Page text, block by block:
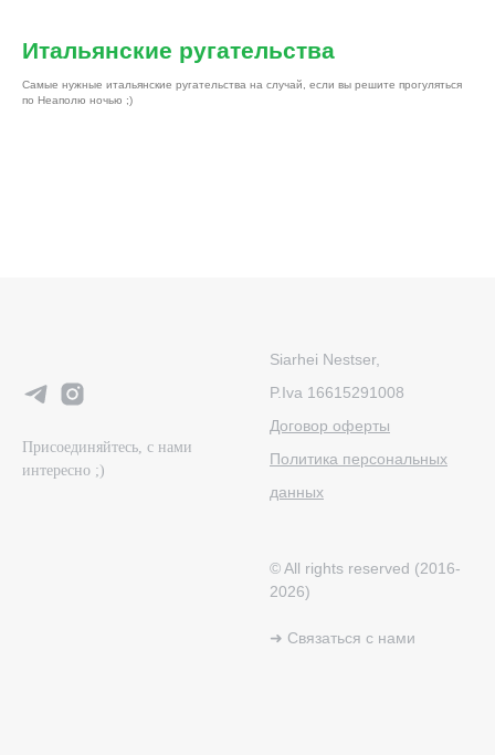
Итальянские ругательства
Самые нужные итальянские ругательства на случай, если вы решите прогуляться
по Неаполю ночью ;)
Присоединяйтесь, с нами
интересно ;)
Siarhei Nestser,
P.Iva 16615291008
Договор оферты
Политика персональных
данных
© All rights reserved (2016-
2026)
➜ Связаться с нами